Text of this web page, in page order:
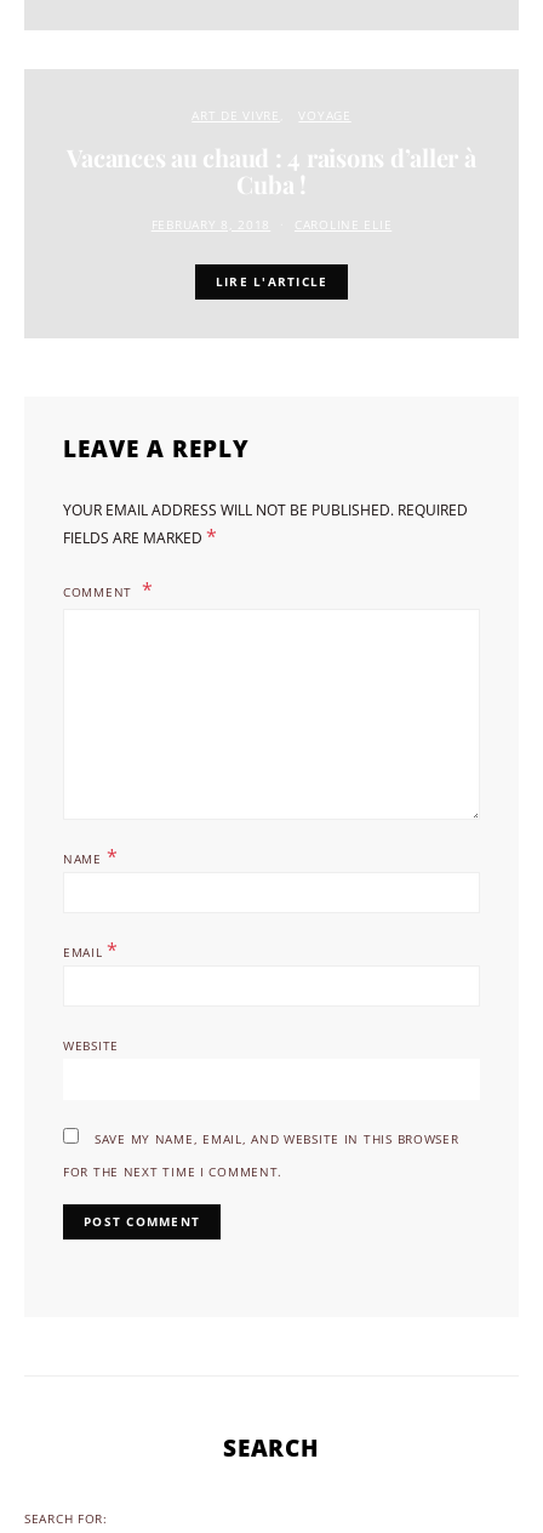
ART DE VIVRE VOYAGE
Vacances au chaud : 4 raisons d’aller à
Cuba !
FEBRUARY 8, 2018 CAROLINE ELIE
LIRE L'ARTICLE
LEAVE A REPLY
YOUR EMAIL ADDRESS WILL NOT BE PUBLISHED. REQUIRED
FIELDS ARE MARKED *
COMMENT
NAME *
EMAIL*
WEBSITE
SAVE MY NAME, EMAIL, AND WEBSITE IN THIS BROWSER
FOR THE NEXT TIME I COMMENT.
SEARCH
SEARCH FOR: